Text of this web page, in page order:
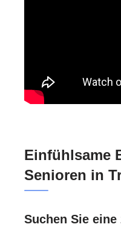
Einfühlsame
Senioren in
Suchen Sie